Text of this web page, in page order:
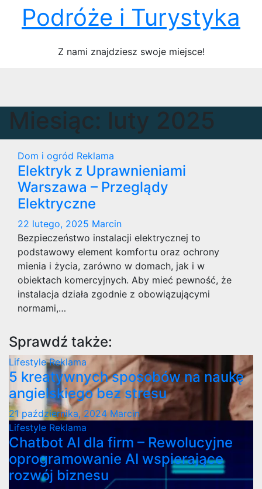
Podróże i Turystyka
Z nami znajdziesz swoje miejsce!
Miesiąc: luty 2025
Dom i ogród Reklama
Elektryk z Uprawnieniami
Warszawa – Przeglądy
Elektryczne
22 lutego, 2025 Marcin
Bezpieczeństwo instalacji elektrycznej to
podstawowy element komfortu oraz ochrony
mienia i życia, zarówno w domach, jak i w
obiektach komercyjnych. Aby mieć pewność, że
instalacja działa zgodnie z obowiązującymi
normami,…
Sprawdź także:
LifestyleReklama
5 kreatywnych sposobów na naukę
angielskiego bez stresu
21 października, 2024 Marcin
Lifestyle Reklama
Chatbot AI dla firm – Rewolucyjne
oprogramowanie AI wspierające
rozwój biznesu